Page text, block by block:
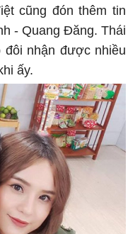
cũng đón thêm tin
- Quang Đăng. Thái
đôi nhận được nhiều
ấy.